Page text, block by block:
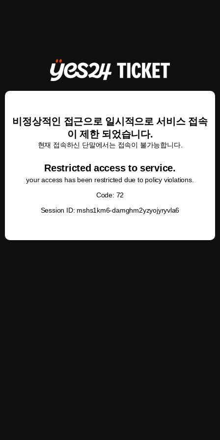
비정상적인 접근으로 일시적으로 서비스 접속
이 제한 되었습니다.
현재 접속하신 단말에서는 접속이 불가능합니다.
Restricted access to service.
your access has been restricted due to policy violations.
Code: 72
Session ID: mshs1km6-damghm2yzyojyryvla6